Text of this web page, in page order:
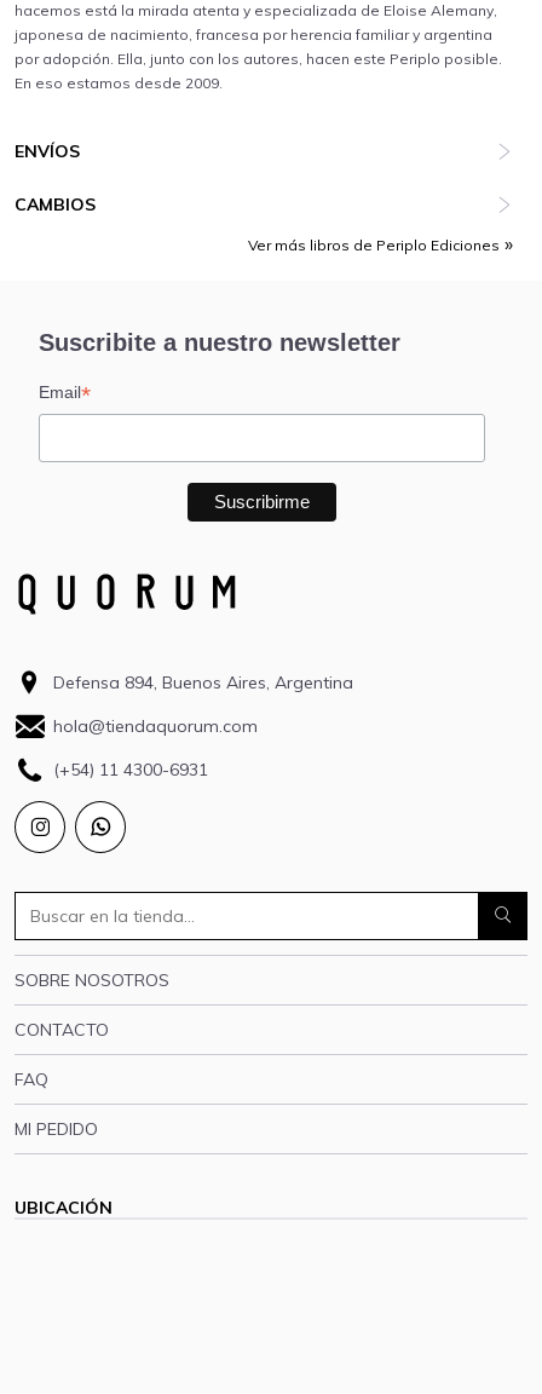
hacemos está la mirada atenta y especializada de Eloise Alemany,
japonesa de nacimiento, francesa por herencia familiar y argentina
por adopción. Ella, junto con los autores, hacen este Periplo posible.
En eso estamos desde 2009.
ENVÍOS
CAMBIOS
Ver más libros de Periplo Ediciones
Suscribite a nuestro newsletter
Email*
Defensa 894, Buenos Aires, Argentina
hola@tiendaquorum.com
(+54) 11 4300-6931
SOBRE NOSOTROS
CONTACTO
FAQ
MI PEDIDO
UBICACIÓN